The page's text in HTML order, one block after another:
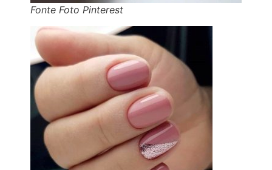
Fonte Foto Pinterest